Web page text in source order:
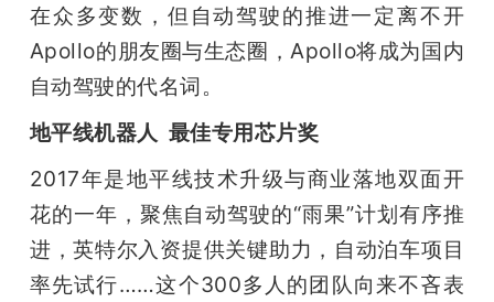
在众多变数，但自动驾驶的推进一定离不开
Apollo的朋友圈与生态圈，Apollo将成为国内
自动驾驶的代名词。
地平线机器人  最佳专用芯片奖
2017年是地平线技术升级与商业落地双面开
花的一年，聚焦自动驾驶的“雨果”计划有序推
进，英特尔入资提供关键助力，自动泊车项目
率先试行……这个300多人的团队向来不吝表